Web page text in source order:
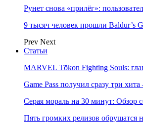
Рунет снова «прилёг»:
9 тысяч человек прошли Baldur’s
Prev Next
Статьи
MARVEL Tōkon Fighting Souls:
Game Pass получил сразу три
Серая мораль на 30 минут: Обзор
Пять громких релизов обрушатся